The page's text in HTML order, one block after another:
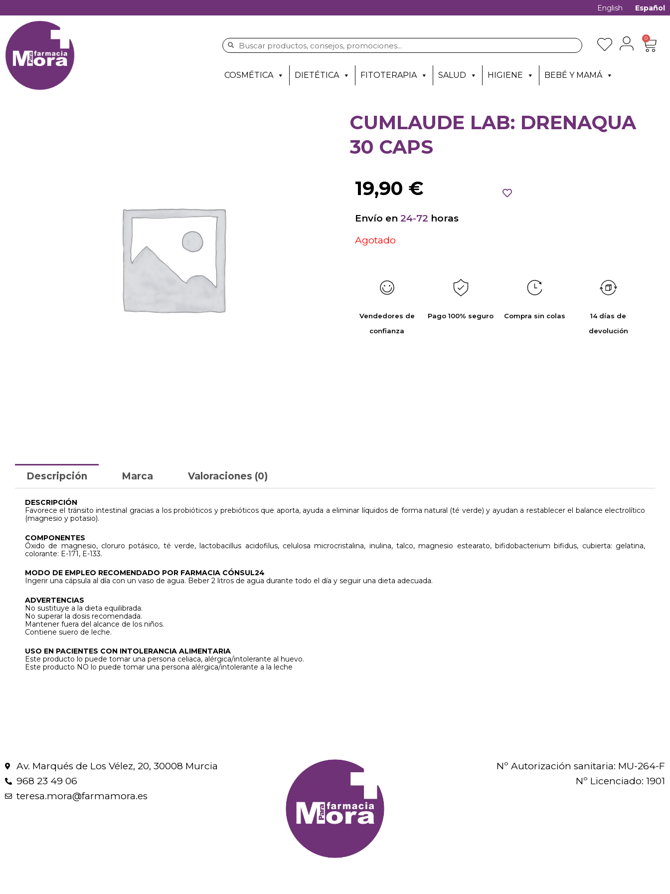
English Español
0
COSMÉTICA DIETÉTICA FITOTERAPIA SALUD HIGIENE BEBÉ Y MAMÁ
CUMLAUDE LAB: DRENAQUA
30 CAPS
19,90 €
Envío en 24-72 horas
Agotado
Vendedores de
confianza
Pago 100% seguro Compra sin colas
14 días de
devolución
Descripción Marca Valoraciones (0)
DESCRIPCIÓN
Favorece el tránsito intestinal gracias a los probióticos y prebióticos que aporta, ayuda a eliminar líquidos de forma natural (té verde) y ayudan a restablecer el balance electrolítico
(magnesio y potasio).
COMPONENTES
Óxido de magnesio, cloruro potásico, té verde, lactobacillus acidofilus, celulosa microcristalina, inulina, talco, magnesio estearato, bifidobacterium bifidus, cubierta: gelatina,
colorante: E-171, E-133.
MODO DE EMPLEO RECOMENDADO POR FARMACIA CÓNSUL24
Ingerir una cápsula al día con un vaso de agua. Beber 2 litros de agua durante todo el día y seguir una dieta adecuada.
ADVERTENCIAS
No sustituye a la dieta equilibrada.
No superar la dosis recomendada.
Mantener fuera del alcance de los niños.
Contiene suero de leche.
USO EN PACIENTES CON INTOLERANCIA ALIMENTARIA
Este producto lo puede tomar una persona celiaca, alérgica/intolerante al huevo.
Este producto NO lo puede tomar una persona alérgica/intolerante a la leche
Av. Marqués de Los Vélez, 20, 30008 Murcia
968 23 49 06
teresa.mora@farmamora.es
Nº Autorización sanitaria: MU-264-F
Nº Licenciado: 1901